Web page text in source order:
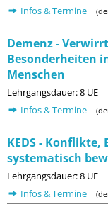
Infos & Termine
Demenz -
Besonderheiten
Menschen
Lehrgangsdauer: 8 UE
Infos & Termine
KEDS -
systematisch
Lehrgangsdauer: 8 UE
Infos & Termine